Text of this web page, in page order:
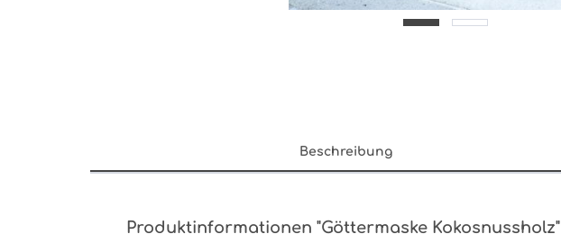
Beschreibung
Produktinformationen "Göttermaske Kokosnussholz"